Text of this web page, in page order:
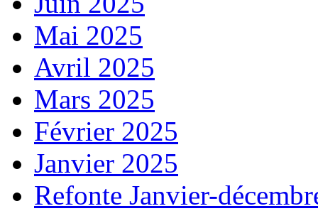
Mai 2025
Avril 2025
Mars 2025
Février 2025
Janvier 2025
Refonte Janvier-